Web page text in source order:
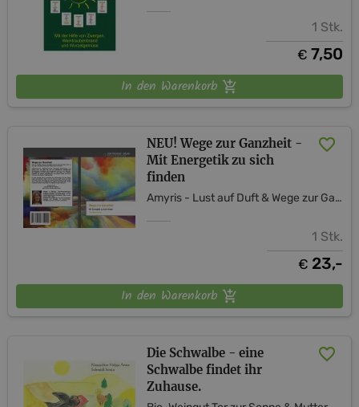
1 Stk.
€ 7,50
In den Warenkorb
NEU! Wege zur Ganzheit -
Mit Energetik zu sich
finden
Amyris - Lust auf Duft & Wege zur Ganzheit
1 Stk.
€ 23,-
In den Warenkorb
Die Schwalbe - eine
Schwalbe findet ihr
Zuhause.